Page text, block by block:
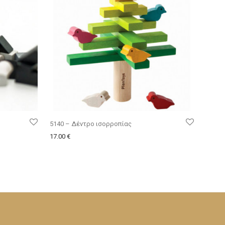
5140 – Δέντρο ισορροπίας
17.00 €